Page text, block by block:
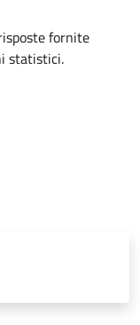
fornite
statistici.